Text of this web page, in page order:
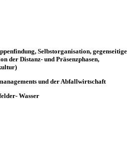
Selbstorganisation, gegenseitige
der Distanz- und Präsenzphasen,
und der Abfallwirtschaft
Wasser